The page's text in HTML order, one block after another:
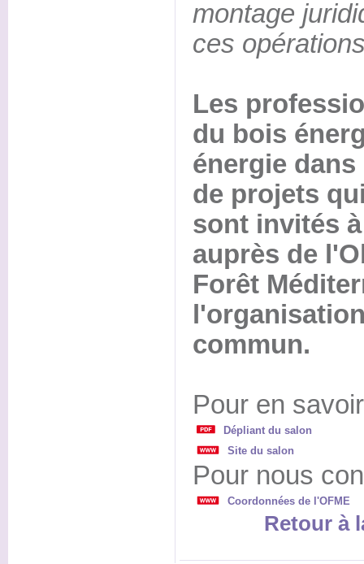
montage
ces
Les
du bois
énergie
de projets
sont invités
auprès de
Forêt
commun.
Pour en
Dépliant du salon
Site du salon
Pour nous
Coordonnées de l'OFME
Retour à